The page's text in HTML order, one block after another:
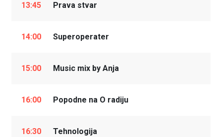
13:45 Prava stvar
14:00 Superoperater
15:00 Music mix by Anja
16:00 Popodne na O radiju
16:30 Tehnologija